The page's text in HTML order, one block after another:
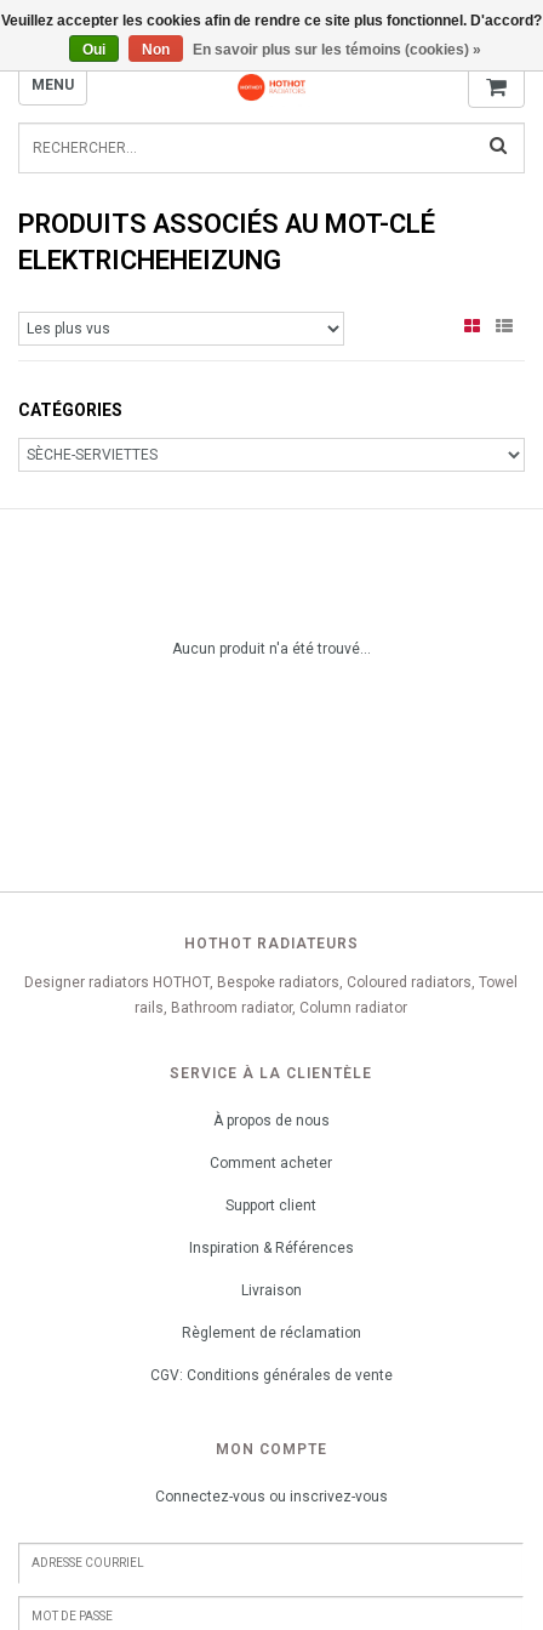
INFO@RADIATORS.SHOP
MENU
PRODUITS ASSOCIÉS AU MOT-CLÉ
ELEKTRICHEHEIZUNG
CATÉGORIES
Aucun produit n'a été trouvé...
HOTHOT RADIATEURS
Designer radiators HOTHOT, Bespoke radiators, Coloured radiators, Towel
rails, Bathroom radiator, Column radiator
SERVICE À LA CLIENTÈLE
À propos de nous
Comment acheter
Support client
Inspiration & Références
Livraison
Règlement de réclamation
CGV: Conditions générales de vente
MON COMPTE
Connectez-vous ou inscrivez-vous
Veuillez accepter les cookies afin de rendre ce site plus fonctionnel. D'accord?
Oui
Non En savoir plus sur les témoins (cookies) »